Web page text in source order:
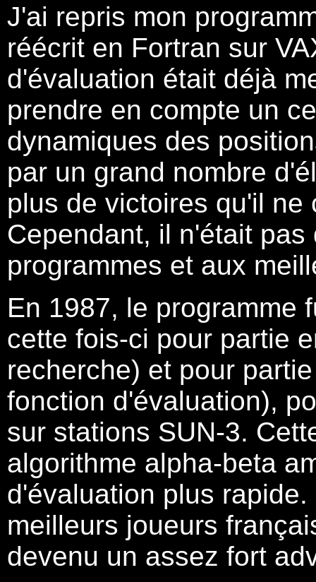
J'ai repris mon
réécrit en Fortran sur
d'évaluation était déjà
prendre en compte un
dynamiques des
par un grand nombre
plus de victoires qu'il ne
Cependant, il n'était
programmes et aux
En 1987, le programme
cette fois-ci pour partie
recherche) et pour
fonction d'évaluation),
sur stations SUN-3.
algorithme alpha-beta
d'évaluation plus
meilleurs joueurs
devenu un assez fort